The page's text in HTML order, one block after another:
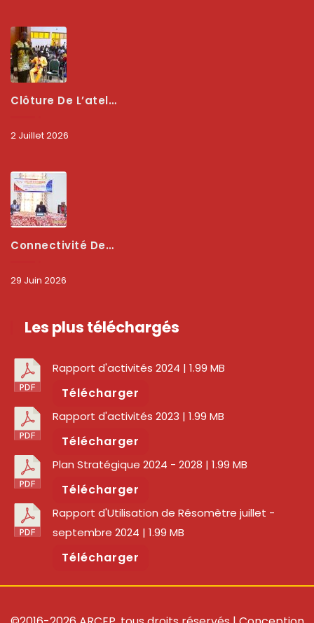
Clôture De L’atelier National : L’ARCEP Et Les Collectivités Territoriales Consolident Leur Partenariat Pour Booster La Qualité Des Services Numériques
2 Juillet 2026
Connectivité Des Territoires : L’ARCEP Et Les Collectivités Territoriales Scellent Un Pacte Stratégique À Bobo-Dioulasso Pour Booster La Qualité Des Réseaux
29 Juin 2026
Les plus téléchargés
Rapport d'activités 2024 | 1.99 MB
Télécharger
Rapport d'activités 2023 | 1.99 MB
Télécharger
Plan Stratégique 2024 - 2028 | 1.99 MB
Télécharger
Rapport d'Utilisation de Résomètre juillet -
septembre 2024 | 1.99 MB
Télécharger